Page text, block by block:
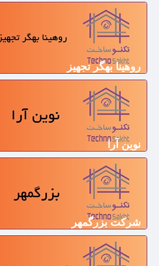
روهینا بهگر تجهیز
نوین آرا
شرکت بزرگمهر